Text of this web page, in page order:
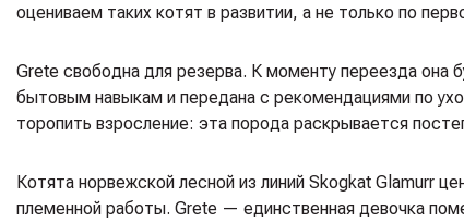
оцениваем таких котят в развитии, а не только по
Grete свободна для резерва. К моменту переезда она
бытовым навыкам и передана с рекомендациями по
торопить взросление: эта порода раскрывается
Котята норвежской лесной из линий Skogkat Glamurr
племенной работы. Grete — единственная девочка